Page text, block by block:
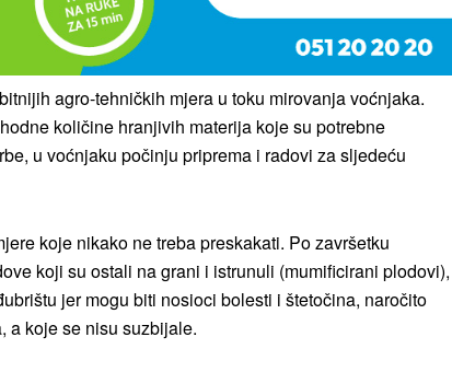
agro-tehničkih mjera u toku mirovanja voćnjaka.
količine hranjivih materija koje su potrebne
u voćnjaku počinju priprema i radovi za sljedeću
koje nikako ne treba preskakati. Po završetku
koji su ostali na grani i istrunuli (mumificirani plodovi),
jer mogu biti nosioci bolesti i štetočina, naročito
a koje se nisu suzbijale.